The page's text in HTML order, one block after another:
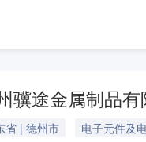
骥途金属制品有
省 | 德州市
电子元件及